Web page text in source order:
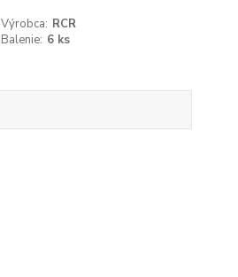
Výrobca: RCR
Balenie: 6 ks